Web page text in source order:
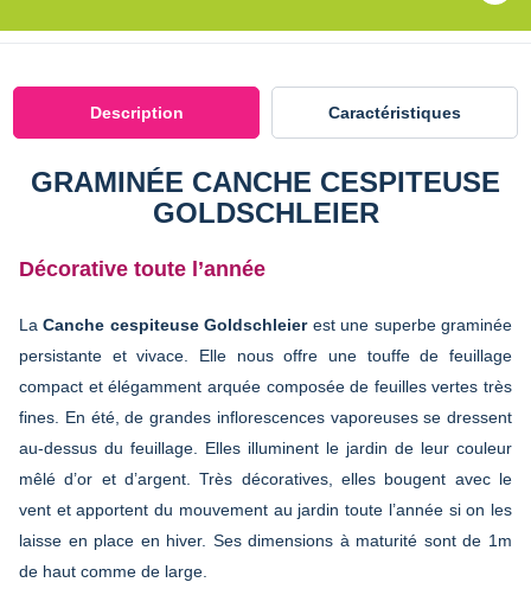
Description Caractéristiques
GRAMINÉE CANCHE CESPITEUSE
GOLDSCHLEIER
Décorative toute l’année
LaCanche cespiteuse Goldschleierest une superbe graminée
persistante et vivace. Elle nous offre une touffe de feuillage
compact et élégamment arquée composée de feuilles vertes très
fines. En été, de grandes inflorescences vaporeuses se dressent
au-dessus du feuillage. Elles illuminent le jardin de leur couleur
mêlé d’or et d’argent. Très décoratives, elles bougent avec le
vent et apportent du mouvement au jardin toute l’année si on les
laisse en place en hiver. Ses dimensions à maturité sont de 1m
de haut comme de large.